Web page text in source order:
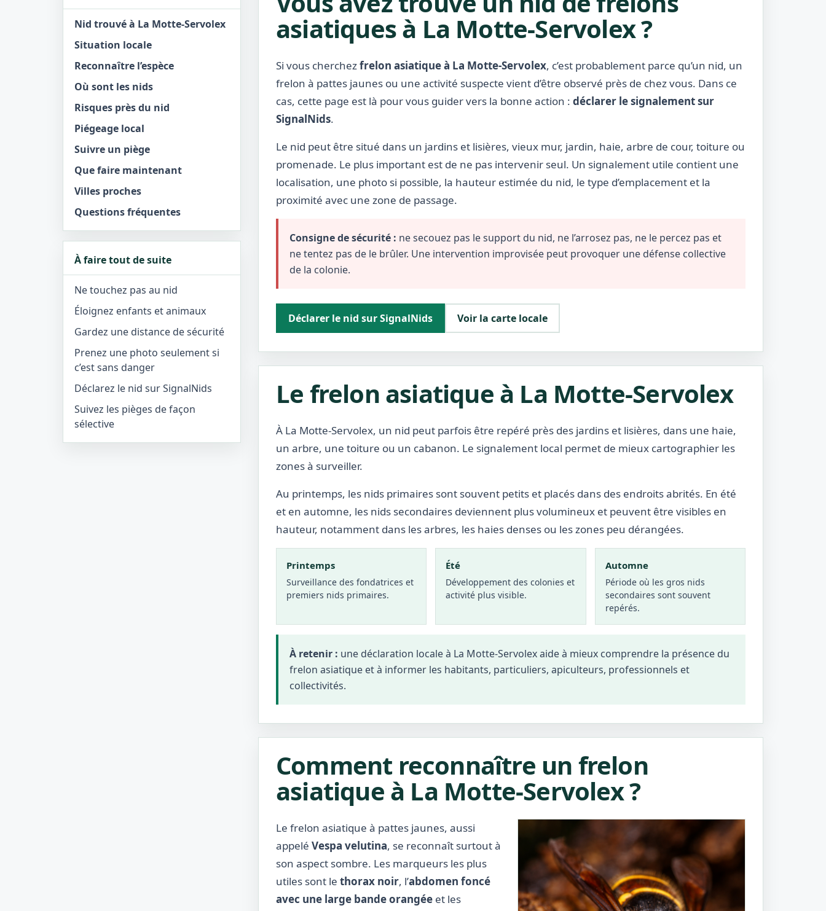
Nid trouvé à La Motte-Servolex
Situation locale
Reconnaître l’espèce
Où sont les nids
Risques près du nid
Piégeage local
Suivre un piège
Que faire maintenant
Villes proches
Questions fréquentes
À faire tout de suite
Ne touchez pas au nid
Éloignez enfants et animaux
Gardez une distance de sécurité
Prenez une photo seulement si
c’est sans danger
Déclarez le nid sur SignalNids
Suivez les pièges de façon
sélective
asiatiques à La Motte-Servolex ?
Si vous cherchezfrelon asiatique à La Motte-Servolex, c’est probablement parce qu’un nid, un
frelon à pattes jaunes ou une activité suspecte vient d’être observé près de chez vous. Dans ce
cas, cette page est là pour vous guider vers la bonne action : déclarer le signalement sur
SignalNids.
Le nid peut être situé dans un jardins et lisières, vieux mur, jardin, haie, arbre de cour, toiture ou
promenade. Le plus important est de ne pas intervenir seul. Un signalement utile contient une
localisation, une photo si possible, la hauteur estimée du nid, le type d’emplacement et la
proximité avec une zone de passage.
Consigne de sécurité : ne secouez pas le support du nid, ne l’arrosez pas, ne le percez pas et
ne tentez pas de le brûler. Une intervention improvisée peut provoquer une défense collective
de la colonie.
Déclarer le nid sur SignalNids Voir la carte locale
Le frelon asiatique à La Motte-Servolex
À La Motte-Servolex, un nid peut parfois être repéré près des jardins et lisières, dans une haie,
un arbre, une toiture ou un cabanon. Le signalement local permet de mieux cartographier les
zones à surveiller.
Au printemps, les nids primaires sont souvent petits et placés dans des endroits abrités. En été
et en automne, les nids secondaires deviennent plus volumineux et peuvent être visibles en
hauteur, notamment dans les arbres, les haies denses ou les zones peu dérangées.
Printemps
Surveillance des fondatrices et
premiers nids primaires.
Été
Développement des colonies et
activité plus visible.
Automne
Période où les gros nids
secondaires sont souvent
repérés.
À retenir : une déclaration locale à La Motte-Servolex aide à mieux comprendre la présence du
frelon asiatique et à informer les habitants, particuliers, apiculteurs, professionnels et
collectivités.
Comment reconnaître un frelon
asiatique à La Motte-Servolex ?
Le frelon asiatique à pattes jaunes, aussi
appelé Vespa velutina, se reconnaît surtout à
son aspect sombre. Les marqueurs les plus
utiles sont le thorax noir, l’abdomen foncé
avec une large bande orangée et les